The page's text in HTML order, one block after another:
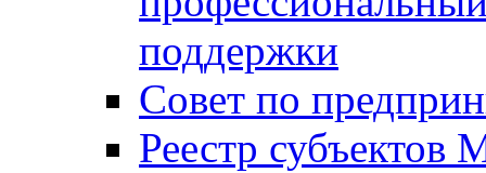
поддержки
Совет по
Реестр